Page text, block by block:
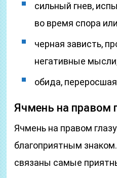
сильный гнев,
во время спора
черная зависть,
негативные
обида,
Ячмень на правом
Ячмень на правом
благоприятным
связаны самые